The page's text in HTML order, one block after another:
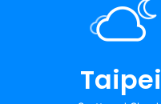
Taipei